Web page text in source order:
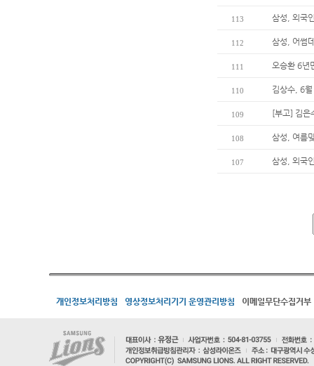
113 삼성, 외국
112 삼성, 어썸
111 오승환 6년
110 김상수, 6
109 [부고] 김은
108 삼성, 여름
107 삼성, 외국
개인정보처리방침 영상정보처리기기 운영관리방침 이메일무단수집거부